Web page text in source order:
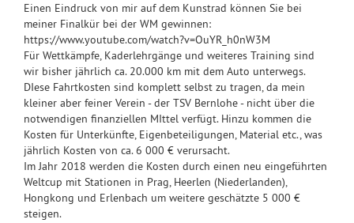
Einen Eindruck von mir auf dem Kunstrad können Sie bei
meiner Finalkür bei der WM gewinnen:
https://www.youtube.com/watch?v=OuYR_h0nW3M
Für Wettkämpfe, Kaderlehrgänge und weiteres Training sind
wir bisher jährlich ca. 20.000 km mit dem Auto unterwegs.
DIese Fahrtkosten sind komplett selbst zu tragen, da mein
kleiner aber feiner Verein - der TSV Bernlohe - nicht über die
notwendigen finanziellen MIttel verfügt. Hinzu kommen die
Kosten für Unterkünfte, Eigenbeteiligungen, Material etc., was
jährlich Kosten von ca. 6 000 € verursacht.
Im Jahr 2018 werden die Kosten durch einen neu eingeführten
Weltcup mit Stationen in Prag, Heerlen (Niederlanden),
Hongkong und Erlenbach um weitere geschätzte 5 000 €
steigen.